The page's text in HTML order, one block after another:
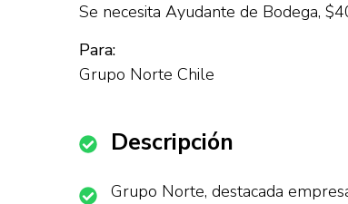
Se necesita Ayudante de Bodega,
Para:
Grupo Norte Chile
Descripción
Grupo Norte, destacada